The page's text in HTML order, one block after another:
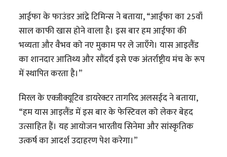
आईफा के फाउंडर आंद्रे टिमिन्स ने बताया, “आईफा का 25वाँ
साल काफी खास होने वाला है। इस बार हम आईफा की
भव्यता और वैभव को नए मुकाम पर ले जाएँगे। यास आइलैंड
का शानदार आतिथ्य और सौंदर्य इसे एक अंतर्राष्ट्रीय मंच के रूप
में स्थापित करता है।”
मिरल के एक्जीक्यूटिव डायरेक्टर तागरिद अलसईद ने बताया,
“हम यास आइलैंड में इस बार के फेस्टिवल को लेकर बेहद
उत्साहित हैं। यह आयोजन भारतीय सिनेमा और सांस्कृतिक
उत्कर्ष का आदर्श उदाहरण पेश करेगा।”